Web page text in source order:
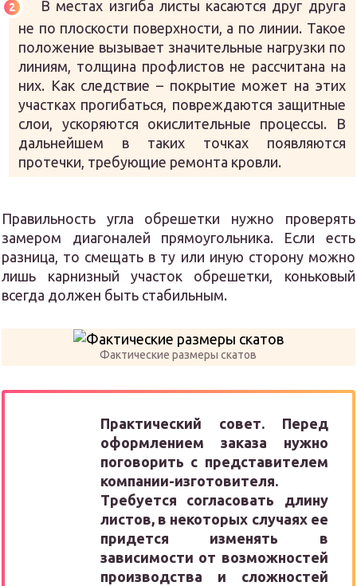
В местах изгиба листы касаются друг друга
не по плоскости поверхности, а по линии. Такое
положение вызывает значительные нагрузки по
линиям, толщина профлистов не рассчитана на
них. Как следствие – покрытие может на этих
участках прогибаться, повреждаются защитные
слои, ускоряются окислительные процессы. В
дальнейшем в таких точках появляются
протечки, требующие ремонта кровли.
Правильность угла обрешетки нужно проверять
замером диагоналей прямоугольника. Если есть
разница, то смещать в ту или иную сторону можно
лишь карнизный участок обрешетки, коньковый
всегда должен быть стабильным.
Фактические размеры скатов
Практический совет. Перед
оформлением заказа нужно
поговорить с представителем
компании-изготовителя.
Требуется согласовать длину
листов, в некоторых случаях ее
придется изменять в
зависимости от возможностей
производства и сложностей